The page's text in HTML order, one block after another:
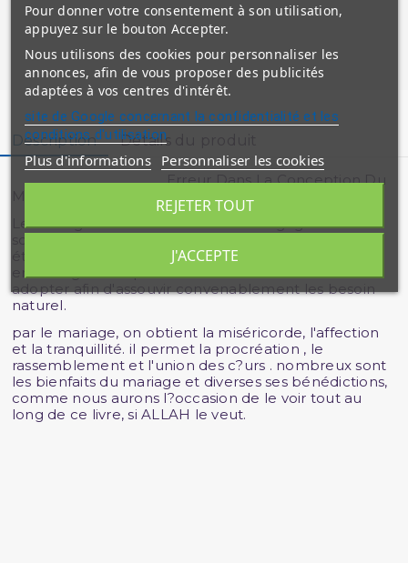
Description Détails du produit
Erreur Dans La Conception Du
Le mariage est un lien sacré et un engagement
établir .C'est une pratique que les législations sage
encouragent et que les âmes humaines sont à
adopter afin d'assouvir convenablement les besoin
naturel.
par le mariage, on obtient la miséricorde, l'affection
et la tranquillité. il permet la procréation , le
rassemblement et l'union des c?urs . nombreux sont
les bienfaits du mariage et diverses ses bénédictions,
comme nous aurons l?occasion de le voir tout au
long de ce livre, si ALLAH le veut.
Pour donner votre consentement à son utilisation,
appuyez sur le bouton Accepter.
Nous utilisons des cookies pour personnaliser les
annonces, afin de vous proposer des publicités
adaptées à vos centres d'intérêt.
site de Google concernant la confidentialité et les
conditions d'utilisation
Plus d'informations Personnaliser les cookies
REJETER TOUT
J'ACCEPTE